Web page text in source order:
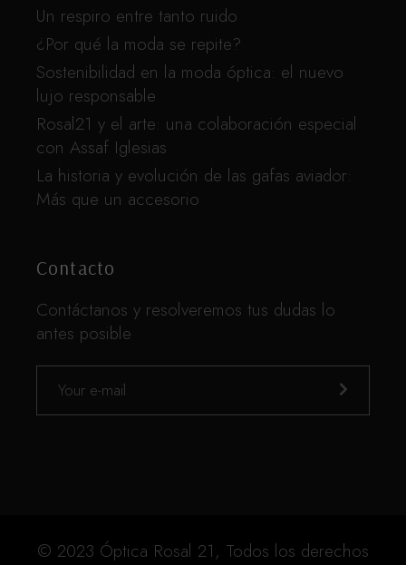
Un respiro entre tanto ruido
¿Por qué la moda se repite?
Sostenibilidad en la moda óptica: el nuevo
lujo responsable
Rosal21 y el arte: una colaboración especial
con Assaf Iglesias
La historia y evolución de las gafas aviador:
Más que un accesorio
Contacto
Contáctanos y resolveremos tus dudas lo
antes posible
© 2023 Óptica Rosal 21, Todos los derechos